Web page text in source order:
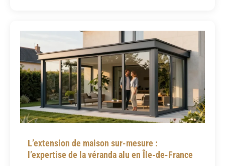
L’extension de maison sur-mesure :
l’expertise de la véranda alu en Île-de-France